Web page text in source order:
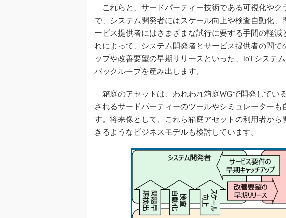
これらと、サードパーティー技術である可視化やク
で、システム開発者にはスケール向上や検査自動化
ービス提供者にはさまざまな試行に要する手間の軽減
れによって、システム開発者とサービス提供者の間
ップや改善要望の早期リリースといった、IoTシステ
バックループを産み出します。
箱庭のアセットは、われわれ箱庭WGで開発してい
されるサードパーティーのツールやシミュレーターも
す。将来像として、これら箱庭アセットの利用者か
きるようなビジネスモデルも検討しています。